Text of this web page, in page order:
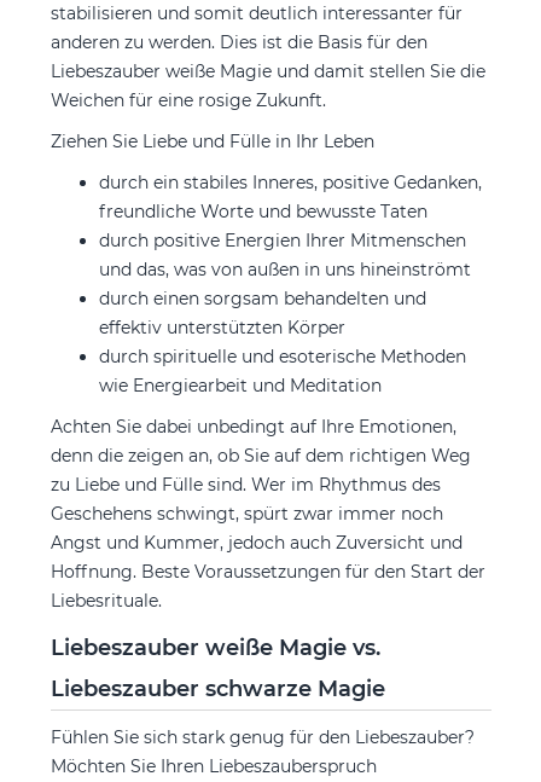
stabilisieren und somit deutlich interessanter für
anderen zu werden. Dies ist die Basis für den
Liebeszauber weiße Magie und damit stellen Sie die
Weichen für eine rosige Zukunft.
Ziehen Sie Liebe und Fülle in Ihr Leben
durch ein stabiles Inneres, positive Gedanken,
freundliche Worte und bewusste Taten
durch positive Energien Ihrer Mitmenschen
und das, was von außen in uns hineinströmt
durch einen sorgsam behandelten und
effektiv unterstützten Körper
durch spirituelle und esoterische Methoden
wie Energiearbeit und Meditation
Achten Sie dabei unbedingt auf Ihre Emotionen,
denn die zeigen an, ob Sie auf dem richtigen Weg
zu Liebe und Fülle sind. Wer im Rhythmus des
Geschehens schwingt, spürt zwar immer noch
Angst und Kummer, jedoch auch Zuversicht und
Hoffnung. Beste Voraussetzungen für den Start der
Liebesrituale.
Liebeszauber weiße Magie vs.
Liebeszauber schwarze Magie
Fühlen Sie sich stark genug für den Liebeszauber?
Möchten Sie Ihren Liebeszauberspruch